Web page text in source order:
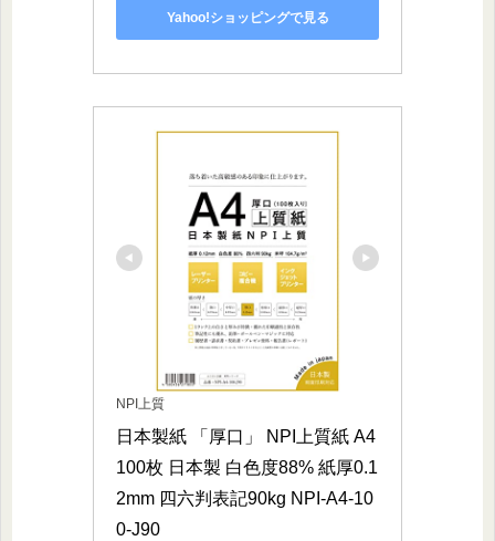
Yahoo!ショッピングで見る
NPI上質
日本製紙 「厚口」 NPI上質紙 A4
100枚 日本製 白色度88% 紙厚0.1
2mm 四六判表記90kg NPI-A4-10
0-J90